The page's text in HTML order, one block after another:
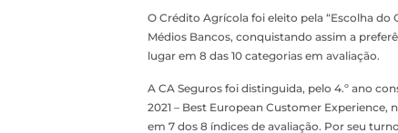
O Crédito Agrícola foi eleito pela “Escolha
Médios Bancos, conquistando assim a
lugar em 8 das 10 categorias em avaliação.
A CA Seguros foi distinguida, pelo 4.º ano
2021 – Best European Customer Experience,
em 7 dos 8 índices de avaliação. Por seu